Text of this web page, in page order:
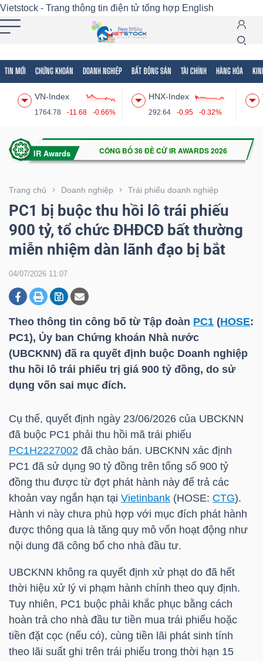
Vietstock - Trang thông tin điện tử tổng hợp English
TIN MỚI CHỨNG KHOÁN DOANH NGHIỆP BẤT ĐỘNG SẢN TÀI CHÍNH HÀNG HÓA
VN-Index
1764.78 -11.68 -0.66%
HNX-Index
292.64 -0.95 -0.32%
Trang chủ Doanh nghiệp Trái phiếu doanh nghiệp
PC1 bị buộc thu hồi lô trái phiếu
900 tỷ, tổ chức ĐHĐCĐ bất thường
miễn nhiệm dàn lãnh đạo bị bắt
04/07/2026 11:07
Theo thông tin công bố từ Tập đoàn PC1 (HOSE:
PC1), Ủy ban Chứng khoán Nhà nước
(UBCKNN) đã ra quyết định buộc Doanh nghiệp
thu hồi lô trái phiếu trị giá 900 tỷ đồng, do sử
dụng vốn sai mục đích.
Cụ thể, quyết định ngày 23/06/2026 của UBCKNN
đã buộc PC1 phải thu hồi mã trái phiếu
PC1H2227002 đã chào bán. UBCKNN xác định
PC1 đã sử dụng 90 tỷ đồng trên tổng số 900 tỷ
đồng thu được từ đợt phát hành này để trả các
khoản vay ngắn hạn tại Vietinbank (HOSE: CTG).
Hành vi này chưa phù hợp với mục đích phát hành
được thông qua là tăng quy mô vốn hoạt động như
nội dung đã công bố cho nhà đầu tư.
UBCKNN không ra quyết định xử phạt do đã hết
thời hiệu xử lý vi phạm hành chính theo quy định.
Tuy nhiên, PC1 buộc phải khắc phục bằng cách
hoàn trả cho nhà đầu tư tiền mua trái phiếu hoặc
tiền đặt cọc (nếu có), cùng tiền lãi phát sinh tính
theo lãi suất ghi trên trái phiếu trong thời hạn 15
Tất cả Tính năng Ngành Mã chứng khoán
Tính
(-)
VIETSTOCK
CHỨNG
KHOÁN
DOANH
NGHIỆP
BẤT
ĐỘNG
TÀI
CHÍNH
HÀNG
HÓA
KINH
TẾ